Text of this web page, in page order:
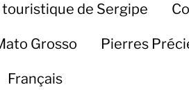
touristique de Sergipe
Grosso Pierres
Français